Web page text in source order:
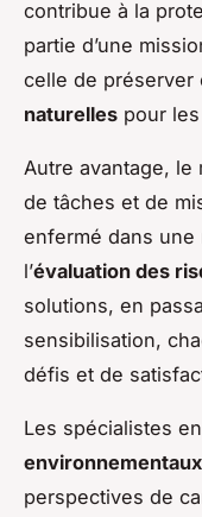
contribue à la
partie d’une
celle de préserver
naturelles pour
Autre avantage,
de tâches et de
enfermé dans une
l’évaluation des
solutions, en
sensibilisation,
défis et de
Les spécialistes en
environnementaux
perspectives de